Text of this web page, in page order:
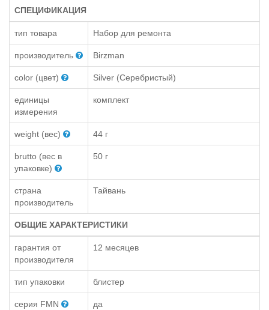
СПЕЦИФИКАЦИЯ
тип товара Набор для ремонта
производитель Birzman
color (цвет) Silver (Серебристый)
единицы
измерения
комплект
weight (вес) 44 г
brutto (вес в
упаковке)
50 г
страна
производитель
Тайвань
ОБЩИЕ ХАРАКТЕРИСТИКИ
гарантия от
производителя
12 месяцев
тип упаковки блистер
серия FMN да